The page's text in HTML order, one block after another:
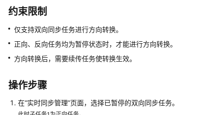
绍
计
说
明
快
速
入
门
约束限制
仅支持双向同步任务进行方向转换。
正向、反向任务均为暂停状态时，才能进行方向转换。
方向转换后，需要续传任务使转换生效。
操作步骤
在“实时同步管理”页面，选择已暂停的双向同步任务。